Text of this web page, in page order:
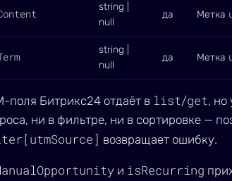
string |
null
да Метка
string |
null
да Метка
поля Битрикс24 отдаёт в list/get, но
ни в фильтре, ни в сортировке —
возвращает ошибку.
и isRecurring